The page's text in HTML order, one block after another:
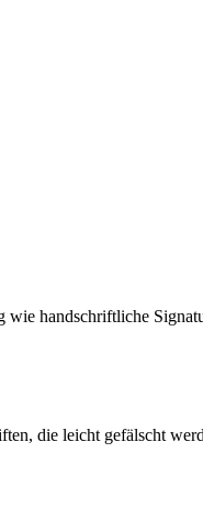
handschriftliche
die leicht gefälscht